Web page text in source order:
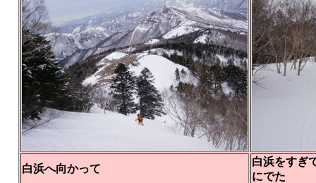
白浜へ向かって
白浜をすぎ
にでた